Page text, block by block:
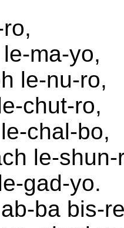
ma-yo,
le-nu-ro,
chut-ro,
chal-bo,
le-shun-
gad-yo.
ba bis-